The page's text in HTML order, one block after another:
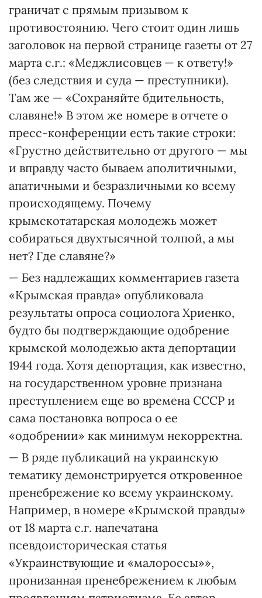
граничат с прямым призывом к
противостоянию. Чего стоит один лишь
заголовок на первой странице газеты от 27
марта с.г.: «Меджлисовцев — к ответу!»
(без следствия и суда — преступники).
Там же — «Сохраняйте бдительность,
славяне!» В этом же номере в отчете о
пресс-конференции есть такие строки:
«Грустно действительно от другого — мы
и вправду часто бываем аполитичными,
апатичными и безразличными ко всему
происходящему. Почему
крымскотатарская молодежь может
собираться двухтысячной толпой, а мы
нет? Где славяне?»
— Без надлежащих комментариев газета
«Крымская правда» опубликовала
результаты опроса социолога Хриенко,
будто бы подтверждающие одобрение
крымской молодежью акта депортации
1944 года. Хотя депортация, как известно,
на государственном уровне признана
преступлением еще во времена СССР и
сама постановка вопроса о ее
«одобрении» как минимум некорректна.
— В ряде публикаций на украинскую
тематику демонстрируется откровенное
пренебрежение ко всему украинскому.
Например, в номере «Крымской правды»
от 18 марта с.г. напечатана
псевдоисторическая статья
«Украинствующие и «малороссы»»,
пронизанная пренебрежением к любым